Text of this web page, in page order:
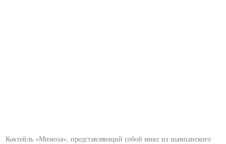
Коктейль «Мимоза», представляющий собой микс из шампанского